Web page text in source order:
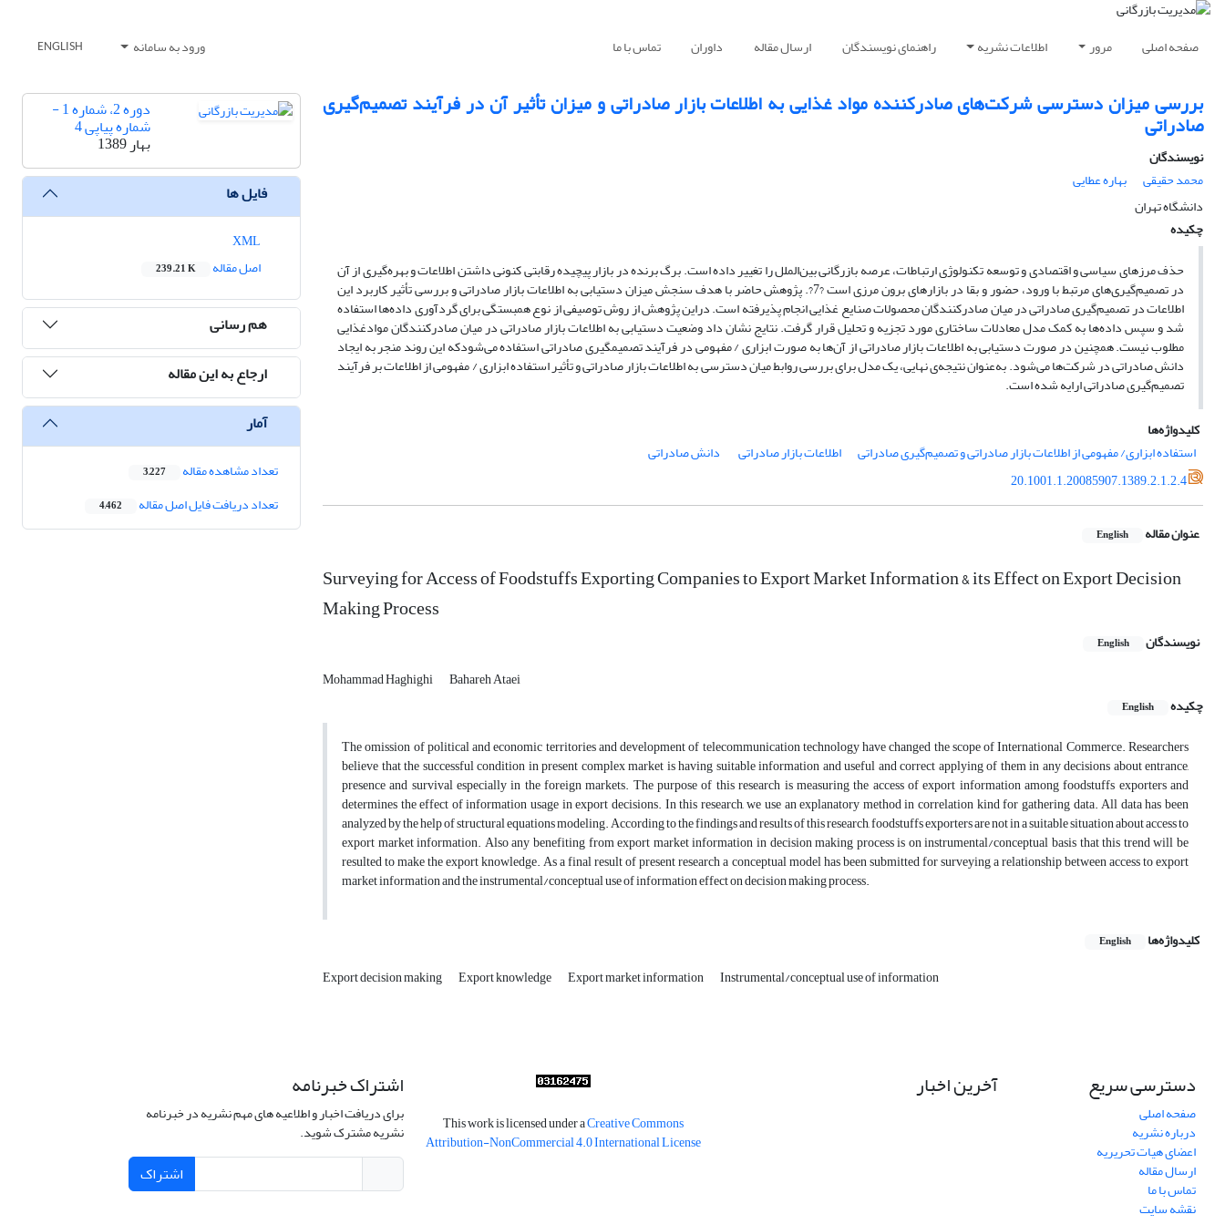
صفحه اصلی مرور اطلاعات نشریه راهنمای نویسندگان ارسال مقاله داوران تماس با ما ورود به سامانه ENGLISH
بررسی میزان دسترسی شرکت‌های صادرکننده مواد غذایی به اطلاعات بازار صادراتی و میزان تأثیر آن در فرآیند تصمیم‌گیری
صادراتی
نویسندگان
محمد حقیقی
بهاره عطایی
دانشگاه تهران
چکیده
حذف مرزهای سیاسی و اقتصادی و توسعه تکنولوژی ارتباطات، عرصه بازرگانی بین‌الملل را تغییر داده است. برگ برنده در بازار پیچیده رقابتی کنونی داشتن اطلاعات و بهره‌گیری از آن
در تصمیم‌گیری‌های مرتبط با ورود، حضور و بقا در بازارهای برون مرزی است ?7?. پژوهش حاضر با هدف سنجش میزان دستیابی به اطلاعات بازار صادراتی و بررسی تأثیر کاربرد این
اطلاعات در تصمیم‌گیری صادراتی در میان صادرکنندگان محصولات صنایع غذایی انجام پذیرفته است. دراین پژوهش از روش توصیفی از نوع همبستگی برای گردآوری داده‌ها استفاده
شد و سپس داده‌ها به کمک مدل معادلات ساختاری مورد تجزیه و تحلیل قرار گرفت. نتایج نشان داد وضعیت دستیابی به اطلاعات بازار صادراتی در میان صادرکنندگان مواد‌غذایی
مطلوب نیست. همچنین در صورت دستیابی به اطلاعات بازار صادراتی از آن‌ها به صورت ابزاری / مفهومی در فرآیند تصمیمگیری صادراتی استفاده می‌شودکه این روند منجر به ایجاد
دانش صادراتی در شرکت‌ها می‌شود. به‌عنوان نتیجه‌ی نهایی، یک مدل برای بررسی روابط میان دسترسی به اطلاعات بازار صادراتی و تأثیر استفاده ابزاری / مفهومی از اطلاعات بر فرآیند
تصمیم‌گیری صادراتی ارایه شده است.
کلیدواژه‌ها
‌استفاده ابزاری/ مفهومی از اطلاعات بازار صادراتی و تصمیم‌گیری صادراتی
اطلاعات بازار صادراتی
‌ دانش صادراتی
20.1001.1.20085907.1389.2.1.2.4
عنوان مقاله English
Surveying for Access of Foodstuffs Exporting Companies to Export Market Information & its Effect on Export Decision
Making Process
نویسندگان English
Mohammad Haghighi
Bahareh Ataei
چکیده
English
The omission of political and economic territories and development of telecommunication technology have changed the scope of International Commerce. Researchers
believe that the successful condition in present complex market is having suitable information and useful and correct applying of them in any decisions about entrance,
presence and survival especially in the foreign markets. The purpose of this research is measuring the access of export information among foodstuffs exporters and
determines the effect of information usage in export decisions. In this research, we use an explanatory method in correlation kind for gathering data. All data has been
analyzed by the help of structural equations modeling. According to the findings and results of this research, foodstuffs exporters are not in a suitable situation about access to
export market information. Also any benefiting from export market information in decision making process is on instrumental/conceptual basis that this trend will be
resulted to make the export knowledge. As a final result of present research a conceptual model has been submitted for surveying a relationship between access to export
market information and the instrumental/conceptual use of information effect on decision making process.
کلیدواژه‌ها English
Export decision making Export knowledge Export market information Instrumental/conceptual use of information
دوره 2، شماره 1 -
شماره پیاپی 4
بهار 1389
فایل ها
اصل مقاله
239.21 K
هم رسانی
ارجاع به این مقاله
آمار
تعداد مشاهده مقاله 3,227
تعداد دریافت فایل اصل مقاله 4,462
دسترسی سریع
صفحه اصلی
درباره نشریه
اعضای هیات تحریریه
ارسال مقاله
تماس با ما
نقشه سایت
آخرین اخبار
This work is licensed under aCreative Commons
Attribution-NonCommercial 4.0 International License
اشتراک خبرنامه
برای دریافت اخبار و اطلاعیه های مهم نشریه در خبرنامه
نشریه مشترک شوید.
اشتراک